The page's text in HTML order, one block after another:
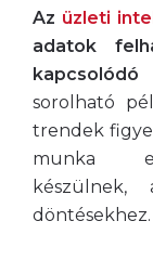
Az üzleti
adatok
kapcsolódó
sorolható
trendek
munka
döntésekhez.